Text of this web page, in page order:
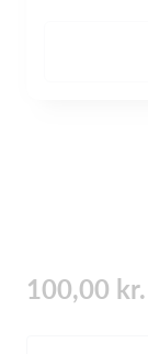
100,00 kr.